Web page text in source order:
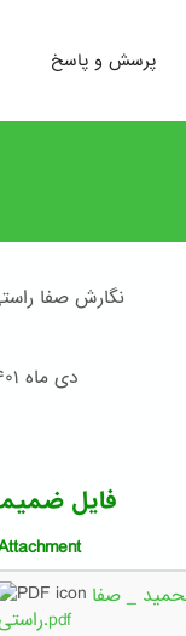
پرسش و پاسخ
نگارش صفا
دی ماه ۱۴۰۱
فایل
_ صفا
راستی.pdf